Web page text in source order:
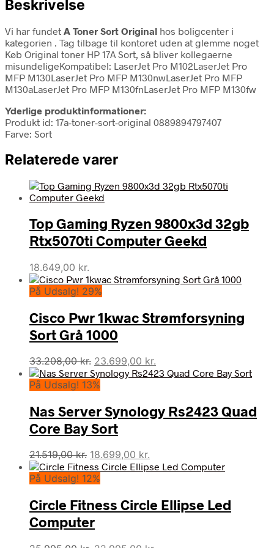
Beskrivelse
Vi har fundet A Toner Sort Original hos boligcenter i
kategorien . Tag tilbage til kontoret uden at glemme noget
Køb Original toner HP 17A Sort, så bliver kollegaerne
misundeligeKompatibel: LaserJet Pro M102LaserJet Pro
MFP M130LaserJet Pro MFP M130nwLaserJet Pro MFP
M130aLaserJet Pro MFP M130fnLaserJet Pro MFP M130fw
Yderlige produktinformationer:
Produkt id: 17a-toner-sort-original 0889894797407
Farve: Sort
Relaterede varer
Top Gaming Ryzen 9800x3d 32gb
Rtx5070ti Computer Geekd
18.649,00 kr.
På Udsalg! 29%
Cisco Pwr 1kwac Strømforsyning
Sort Grå 1000
33.208,00kr. Den
oprindelige
pris
33.208,00 kr..
23.699,00 kr.
aktuelle
23.699,00 kr..
På Udsalg! 13%
Nas Server Synology Rs2423 Quad
Core Bay Sort
21.519,00kr. Den
oprindelige
pris
21.519,00 kr..
18.699,00 kr.
aktuelle
18.699,00 kr..
På Udsalg! 12%
Circle Fitness Circle Ellipse Led
Computer